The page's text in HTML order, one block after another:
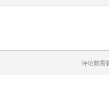
评论前需